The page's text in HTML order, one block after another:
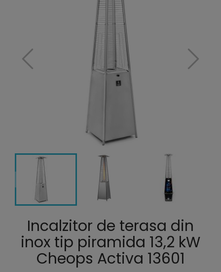
Incalzitor de terasa din
inox tip piramida 13,2 kW
Cheops Activa 13601